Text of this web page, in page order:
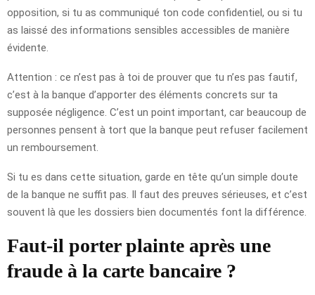
opposition, si tu as communiqué ton code confidentiel, ou si tu
as laissé des informations sensibles accessibles de manière
évidente.
Attention : ce n’est pas à toi de prouver que tu n’es pas fautif,
c’est à la banque d’apporter des éléments concrets sur ta
supposée négligence. C’est un point important, car beaucoup de
personnes pensent à tort que la banque peut refuser facilement
un remboursement.
Si tu es dans cette situation, garde en tête qu’un simple doute
de la banque ne suffit pas. Il faut des preuves sérieuses, et c’est
souvent là que les dossiers bien documentés font la différence.
Faut-il porter plainte après une
fraude à la carte bancaire ?